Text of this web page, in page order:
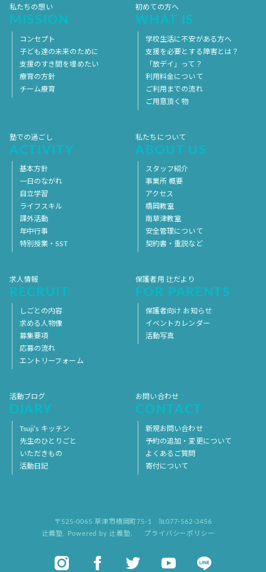
私たちの想い
MISSION
コンセプト
子ども達の未来のために
支援のすき間を埋めたい
療育の方針
チーム療育
初めての方へ
WHAT IS
学校生活に不安がある方へ
支援を必要とする障害とは？
「放デイ」って？
利用料金について
ご利用までの流れ
ご用意頂く物
塾での過ごし
ACTIVITY
基本方針
一日のながれ
自立学習
ライフスキル
課外活動
年中行事
特別授業・SST
私たちについて
ABOUT US
スタッフ紹介
事業所 概要
アクセス
橋岡教室
南草津教室
安全管理について
契約書・重説など
求人情報
RECRUIT
しごとの内容
求める人物像
募集要項
応募の流れ
エントリーフォーム
保護者用 辻だより
FOR PARENTS
保護者向け お知らせ
イベントカレンダー
活動写真
活動ブログ
DIARY
Tsuji’s キッチン
先生のひとりごと
いただきもの
活動日記
お問い合わせ
CONTACT
新規お問い合わせ
予約の追加・変更について
よくあるご質問
寄付について
〒525-0065 草津市橋岡町75-1
℡077-562-3456
辻義塾
Powered by 辻義塾. プライバシーポリシー